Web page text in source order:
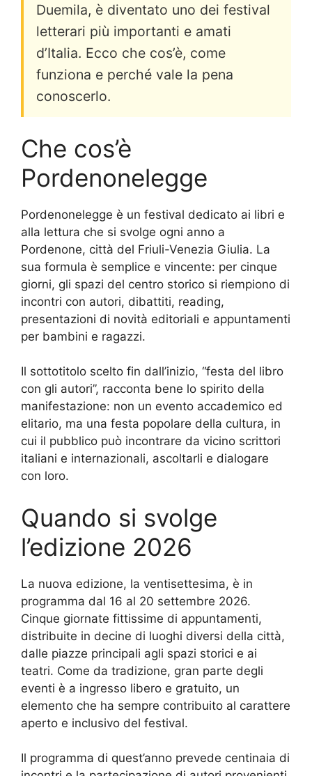
Duemila, è diventato uno dei festival
letterari più importanti e amati
d’Italia. Ecco che cos’è, come
funziona e perché vale la pena
conoscerlo.
Che cos’è
Pordenonelegge
Pordenonelegge è un festival dedicato ai libri e
alla lettura che si svolge ogni anno a
Pordenone, città del Friuli-Venezia Giulia. La
sua formula è semplice e vincente: per cinque
giorni, gli spazi del centro storico si riempiono di
incontri con autori, dibattiti, reading,
presentazioni di novità editoriali e appuntamenti
per bambini e ragazzi.
Il sottotitolo scelto fin dall’inizio, “festa del libro
con gli autori”, racconta bene lo spirito della
manifestazione: non un evento accademico ed
elitario, ma una festa popolare della cultura, in
cui il pubblico può incontrare da vicino scrittori
italiani e internazionali, ascoltarli e dialogare
con loro.
Quando si svolge
l’edizione 2026
La nuova edizione, la ventisettesima, è in
programma dal 16 al 20 settembre 2026.
Cinque giornate fittissime di appuntamenti,
distribuite in decine di luoghi diversi della città,
dalle piazze principali agli spazi storici e ai
teatri. Come da tradizione, gran parte degli
eventi è a ingresso libero e gratuito, un
elemento che ha sempre contribuito al carattere
aperto e inclusivo del festival.
Il programma di quest’anno prevede centinaia di